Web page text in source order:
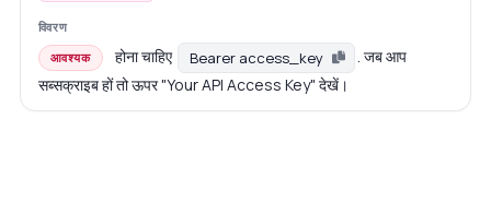
आवश्यक होना चाहिए Bearer access_key
. जब आप
सब्सक्राइब हों तो ऊपर "Your API Access Key" देखें।